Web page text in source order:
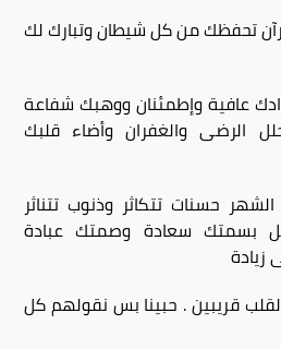
تحفظك من كل شيطان وتبارك لك
عافية وإطمئنان ووهبك شفاعة
الرضى والغفران وأضاء قلبك
حسنات تتكاثر وذنوب تتناثر
بسمتك سعادة وصمتك عبادة
قريبين . حبينا بس نقولهم كل